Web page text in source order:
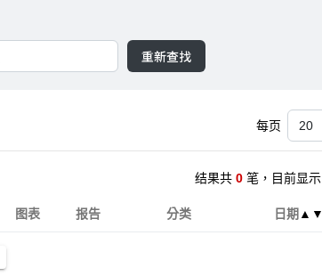
重新查找
每页
结果共 0 笔，目前显示
图表 报告 分类 日期 ▲ ▼